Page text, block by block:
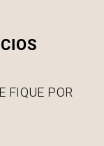
FIQUE POR